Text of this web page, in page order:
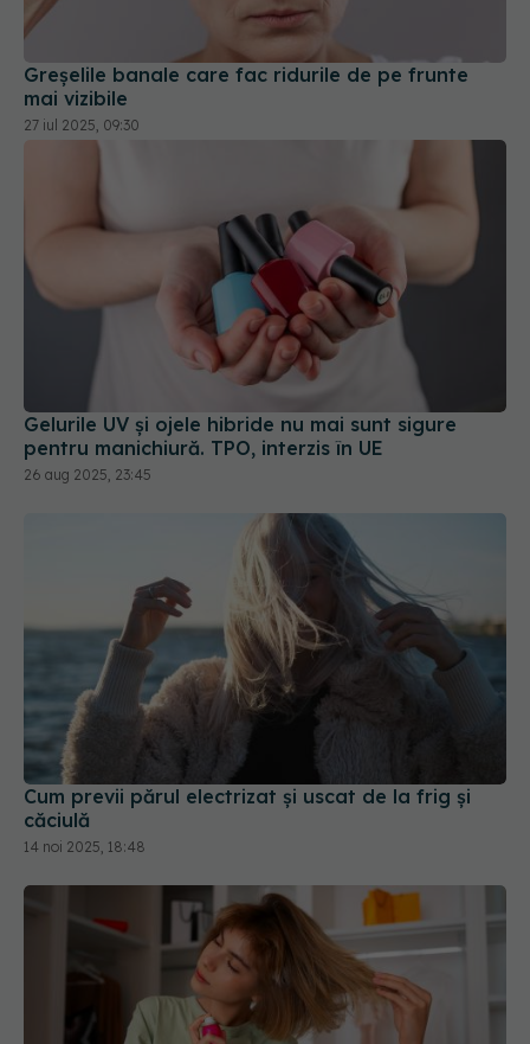
27 iul 2025, 09:30
Gelurile UV și ojele hibride nu mai sunt sigure
pentru manichiură. TPO, interzis în UE
Cum previi părul electrizat și uscat de la frig și
căciulă
14 noi 2025, 18:48